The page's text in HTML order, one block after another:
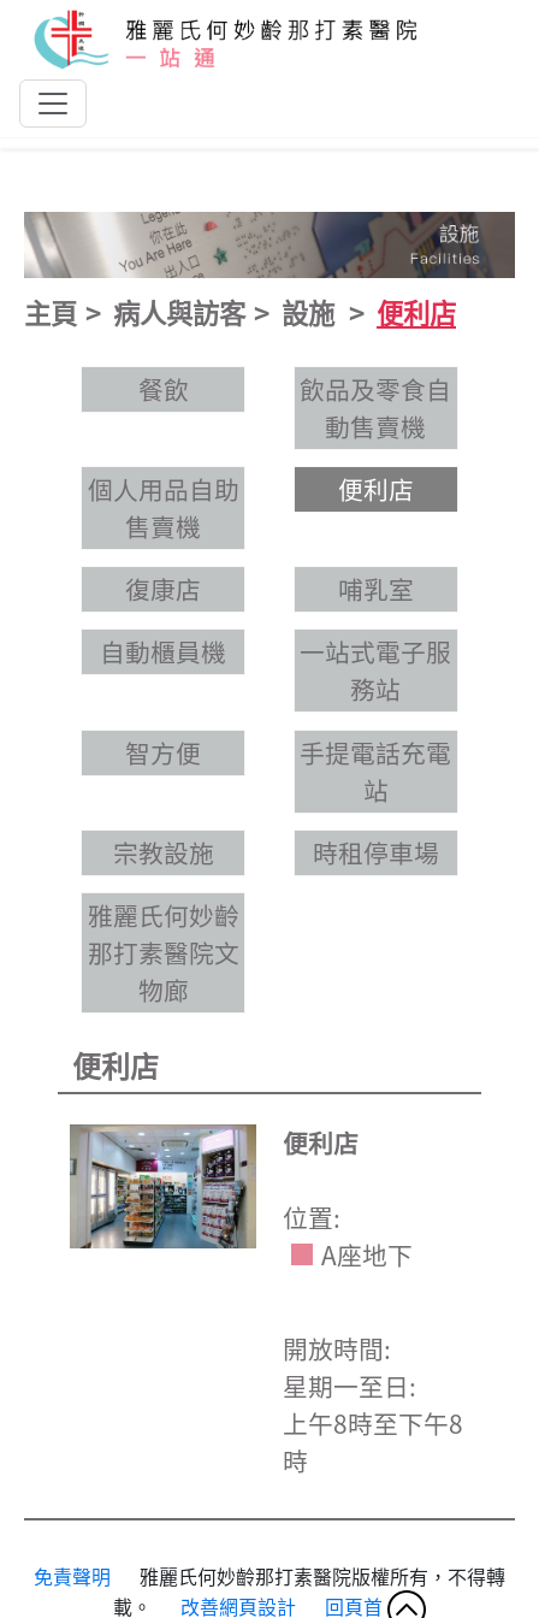
跳到主要內容
主頁 病人與訪客 設施 便利店
餐飲
飲品及零食自
動售賣機
個人用品自助
售賣機
便利店
復康店
哺乳室
自動櫃員機
一站式電子服
務站
智方便
手提電話充電
站
宗教設施
時租停車場
雅麗氏何妙齡
那打素醫院文
物廊
便利店
便利店
位置:
A座地下
開放時間:
星期一至日:
上午8時至下午8
時
免責聲明 雅麗氏何妙齡那打素醫院版權所有，不得轉
載。 改善網頁設計 回頁首